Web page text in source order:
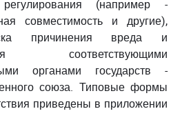
регулирования (например -
совместимость и другие),
причинения вреда и
соответствующими
органами государств -
союза. Типовые формы
приведены в приложении